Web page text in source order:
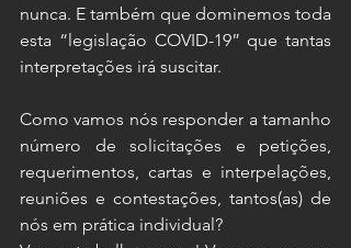
nunca. E também que dominemos toda
esta “legislação COVID-19” que tantas
interpretações irá suscitar.
Como vamos nós responder a tamanho
número de solicitações e petições,
requerimentos, cartas e interpelações,
reuniões e contestações, tantos(as) de
nós em prática individual?